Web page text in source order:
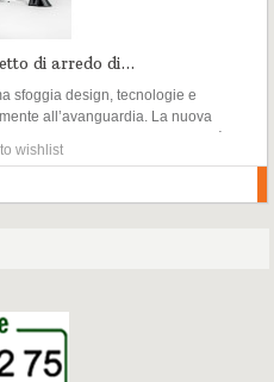
di arredo di...
sfoggia design, tecnologie e
all’avanguardia. La nuova
per stupire: per le dimensioni (è
antropomorfo, riproduce e stilizza
wishlist